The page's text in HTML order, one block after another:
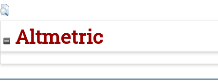
Altmetric